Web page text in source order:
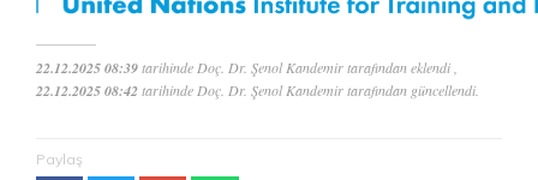
22.12.2025 08:39tarihinde Doç. Dr. Şenol Kandemir tarafından eklendi ,
22.12.2025 08:42tarihinde Doç. Dr. Şenol Kandemir tarafından güncellendi.
Paylaş